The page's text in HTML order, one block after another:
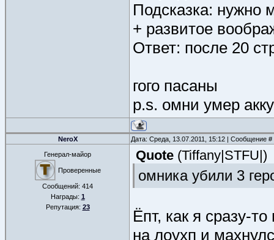
Подсказка: нужно
+ развитое
Ответ: после 20
гого пасаны
p.s. омни умер
NeroX Дата: Среда, 13.07.2011, 15:12 | Сообщение #
Генерал-майор
Проверенные
Сообщений: 414
Награды: 1
Репутация: 23
Quote (Tiffany|STFU|)
омника убили 3
Ёпт, как я сразу-
на лоухп и